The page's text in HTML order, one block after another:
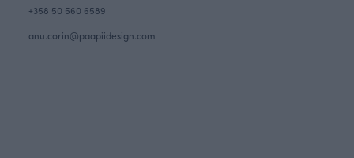
+358 50 560 6589
anu.corin@paapiidesign.com